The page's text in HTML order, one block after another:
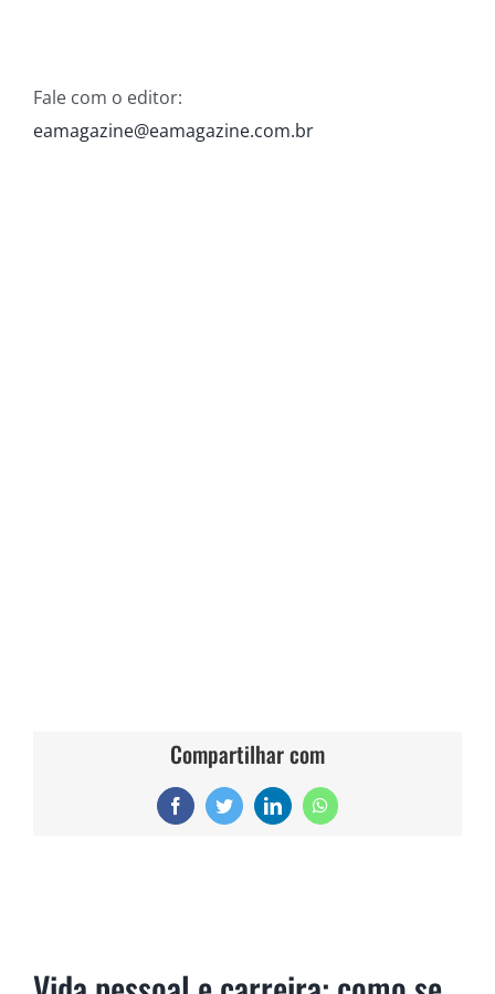
Fale com o editor:
eamagazine@eamagazine.com.br
Compartilhar com
FacebookTwitterLinkedInWhatsApp